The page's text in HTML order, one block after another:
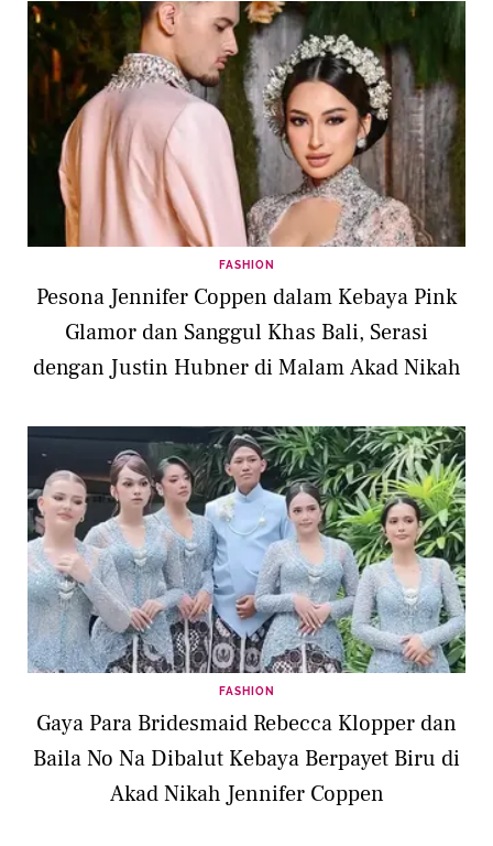
FASHION
Pesona Jennifer Coppen dalam Kebaya Pink
Glamor dan Sanggul Khas Bali, Serasi
dengan Justin Hubner di Malam Akad Nikah
FASHION
Gaya Para Bridesmaid Rebecca Klopper dan
Baila No Na Dibalut Kebaya Berpayet Biru di
Akad Nikah Jennifer Coppen